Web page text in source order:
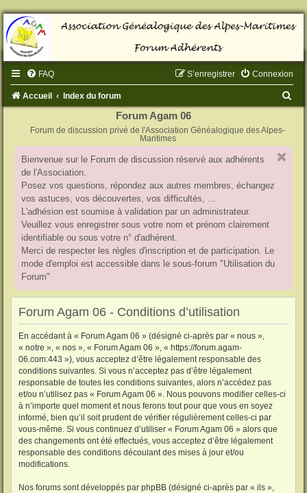
FAQ Connexion
S’enregistrer
Accueil Index du forum
Forum Agam 06
Forum de discussion privé de l'Association Généalogique des Alpes-
Maritimes
Bienvenue sur le Forum de discussion réservé aux adhérents
de l'Association.
Posez vos questions, répondez aux autres membres, échangez
vos astuces, vos découvertes, vos difficultés, ...
L'adhésion est soumise à validation par un administrateur.
Veuillez vous enregistrer sous votre nom et prénom clairement
identifiable ou sous votre n° d'adhérent.
Merci de respecter les règles d'inscription et de participation. Le
mode d'emploi est accessible dans le sous-forum "Utilisation du
Forum"
Forum Agam 06 - Conditions d’utilisation
En accédant à « Forum Agam 06 » (désigné ci-après par « nous »,
« notre », « nos », « Forum Agam 06 », « https://forum.agam-
06.com:443 »), vous acceptez d’être légalement responsable des
conditions suivantes. Si vous n’acceptez pas d’être légalement
responsable de toutes les conditions suivantes, alors n’accédez pas
et/ou n’utilisez pas « Forum Agam 06 ». Nous pouvons modifier celles-ci
à n’importe quel moment et nous ferons tout pour que vous en soyez
informé, bien qu’il soit prudent de vérifier régulièrement celles-ci par
vous-même. Si vous continuez d’utiliser « Forum Agam 06 » alors que
des changements ont été effectués, vous acceptez d’être légalement
responsable des conditions découlant des mises à jour et/ou
modifications.
Nos forums sont développés par phpBB (désigné ci-après par « ils »,